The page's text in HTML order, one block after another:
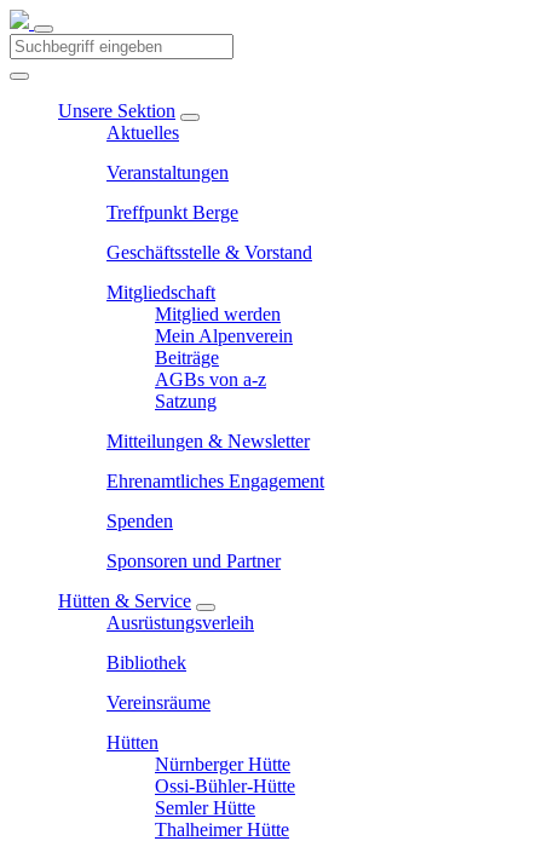
Unsere Sektion
Aktuelles
Veranstaltungen
Treffpunkt Berge
Geschäftsstelle & Vorstand
Mitgliedschaft
Mitglied werden
Mein Alpenverein
Beiträge
AGBs von a-z
Satzung
Mitteilungen & Newsletter
Ehrenamtliches Engagement
Spenden
Sponsoren und Partner
Hütten & Service
Ausrüstungsverleih
Bibliothek
Vereinsräume
Hütten
Nürnberger Hütte
Ossi-Bühler-Hütte
Semler Hütte
Thalheimer Hütte